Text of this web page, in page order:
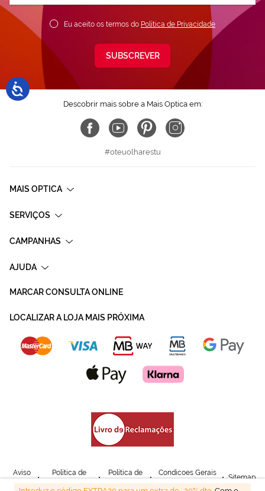
Newsletter:
Eu aceito os termos do Política de Privacidade
SUBSCREVER
Descobrir mais sobre a Mais Optica em:
#oteuolharestu
MAIS OPTICA
SERVIÇOS
CAMPANHAS
AJUDA
MARCAR CONSULTA ONLINE
LOCALIZAR A LOJA MAIS PRÓXIMA
Aviso
Legal
Política de
Privacidade
Política de
Cookies
Condicoes Gerais
de Venda
Sitemap